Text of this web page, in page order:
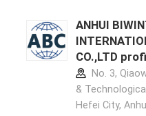
ANHUI
CO.,LTD
produttore
No. 3,
&
Hefei City,